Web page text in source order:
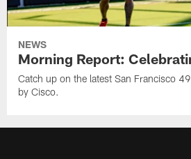
NEWS
Morning Report:
Catch up on the latest San Francisco
by Cisco.